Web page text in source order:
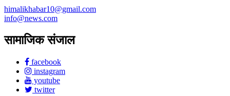
himalikhabar10@gmail.com
info@news.com
सामाजिक संजाल
facebook
instagram
youtube
twitter